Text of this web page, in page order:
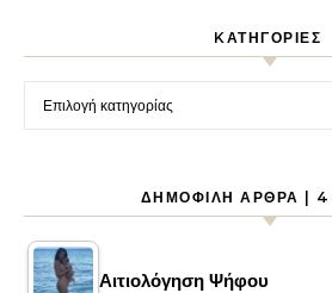
KΑΤΗΓΟΡΊΕΣ
Kατηγορίες
ΔΗΜΟΦΙΛΉ ΆΡΘΡΑ |
Αιτιολόγηση Ψήφου